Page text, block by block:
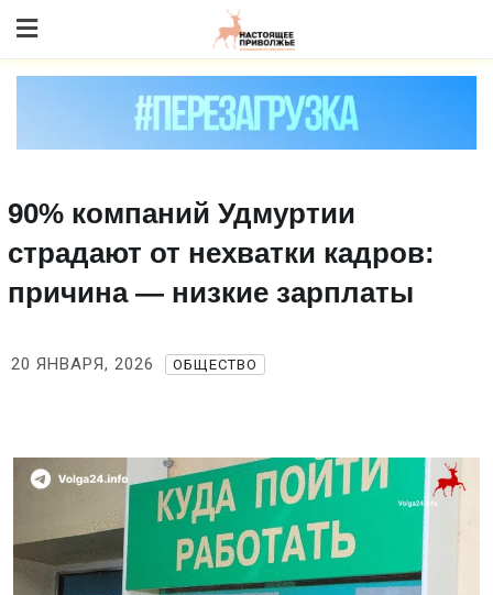
to content
90% компаний Удмуртии
страдают от нехватки кадров:
причина — низкие зарплаты
20 ЯНВАРЯ, 2026 ОБЩЕСТВО